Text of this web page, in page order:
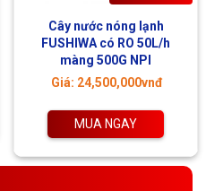
Cây nước nóng lạnh
FUSHIWA có RO 50L/h
màng 500G NPI
Giá: 24,500,000vnđ
MUA NGAY